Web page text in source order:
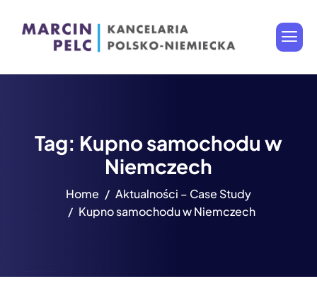
Tag: Kupno samochodu w
Niemczech
Home
Aktualności – Case Study
Kupno samochodu w Niemczech